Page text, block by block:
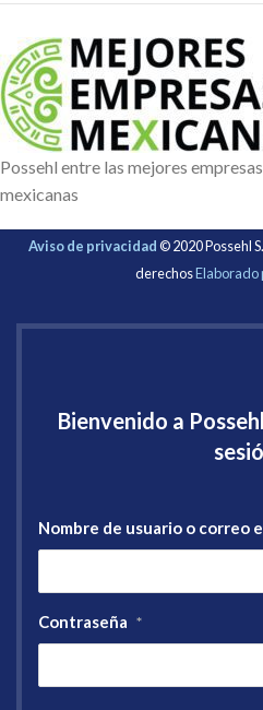
Possehl entre las mejores empresas
mexicanas
Aviso de privacidad© 2020 Possehl
derechosElaborado
Bienvenido a
Nombre de usuario o correo
Contraseña *